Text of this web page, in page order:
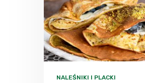
NALEŚNIKI I PLACKI